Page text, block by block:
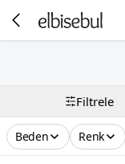
Filtrele
Beden Renk